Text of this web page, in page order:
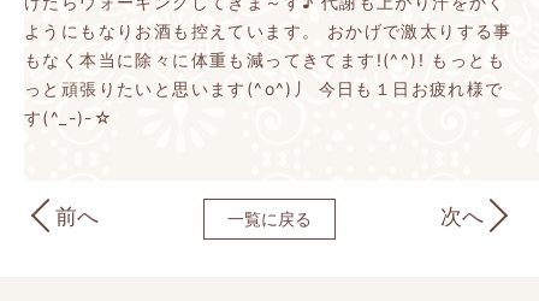
ようにもなりお酒も控えています。
おかげで激太りする事
もなく本当に除々に体重も減ってきてます!(^^)! もっとも
っと頑張りたいと思います(^o^)丿
今日も１日お疲れ様で
す(^_-)-☆
前へ 一覧に戻る 次へ